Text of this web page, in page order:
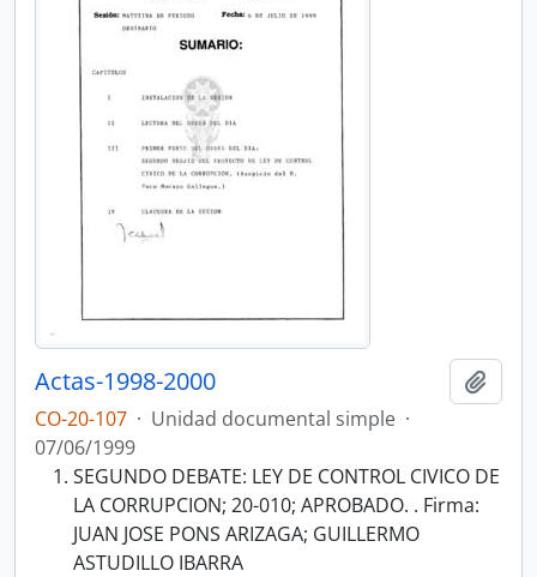
Actas-1998-2000
CO-20-107 · Unidad documental simple ·
07/06/1999
SEGUNDO DEBATE: LEY DE CONTROL CIVICO DE
LA CORRUPCION; 20-010; APROBADO. . Firma:
JUAN JOSE PONS ARIZAGA; GUILLERMO
ASTUDILLO IBARRA